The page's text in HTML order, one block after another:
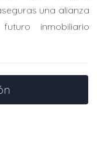
de un curso. Sin
evaluar
nuevos
generando
una alianza
inmobiliario